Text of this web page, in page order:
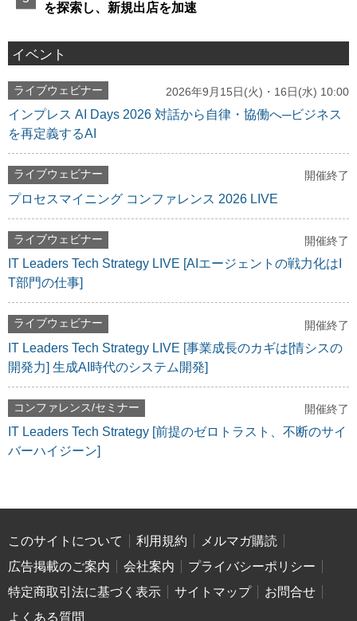
を探索し、新規出店を加速
イベント
ライブウェビナー 2026年9月15日(火)・16日(水) 10:00
インプレス AI Days 2026 対話から自律・協働へ─ビジネス
を再定義するAI
ライブウェビナー 開催終了
プロセスマイニング コンファレンス 2026 LIVE
ライブウェビナー 開催終了
IT Leaders Tech Strategy LIVE [AIエージェントの戦力化はI
T部門の仕事]
ライブウェビナー 開催終了
IT Leaders Tech Strategy LIVE [事業成長のカギは[情シスの
開発力] 生成AI時代のシステム開発]
コンファレンス/セミナー 開催終了
IT Leaders Tech Strategy [前提のゼロトラスト、不断のサイ
バーハイジーン]
このサイトについて 利用規約
メルマガ購読
広告掲載のご案内
会社案内
プライバシーポリシー
特定商取引法に基づく表示
サイトマップ
お問合せ
よくある質問